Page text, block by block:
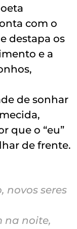
com o
destapa os
e a
de sonhar
que o “eu”
de frente.
novos seres
na noite,